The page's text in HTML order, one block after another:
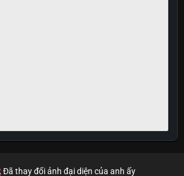
Đã thay đổi ảnh đại diện của anh ấy